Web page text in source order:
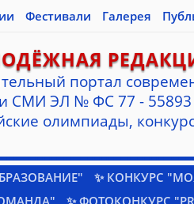
Фестивали Галерея
портал
СМИ ЭЛ № ФС 77 - 55893
олимпиады,
✨ КОНКУРС